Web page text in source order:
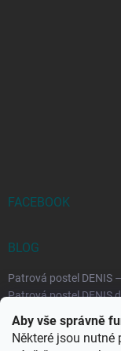
Aby vše správně
Některé jsou
FACEBOOK
BLOG
Patrová postel DENIS
Patrová postel DENIS
Rozkládací postele
každodenní spaní